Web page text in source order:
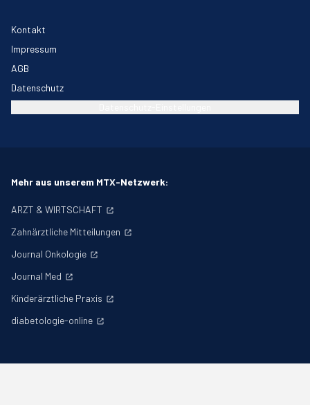
Kontakt
Impressum
AGB
Datenschutz
Mehr aus unserem MTX-Netzwerk:
ARZT & WIRTSCHAFT
Zahnärztliche Mitteilungen
Journal Onkologie
Journal Med
Kinderärztliche Praxis
diabetologie-online